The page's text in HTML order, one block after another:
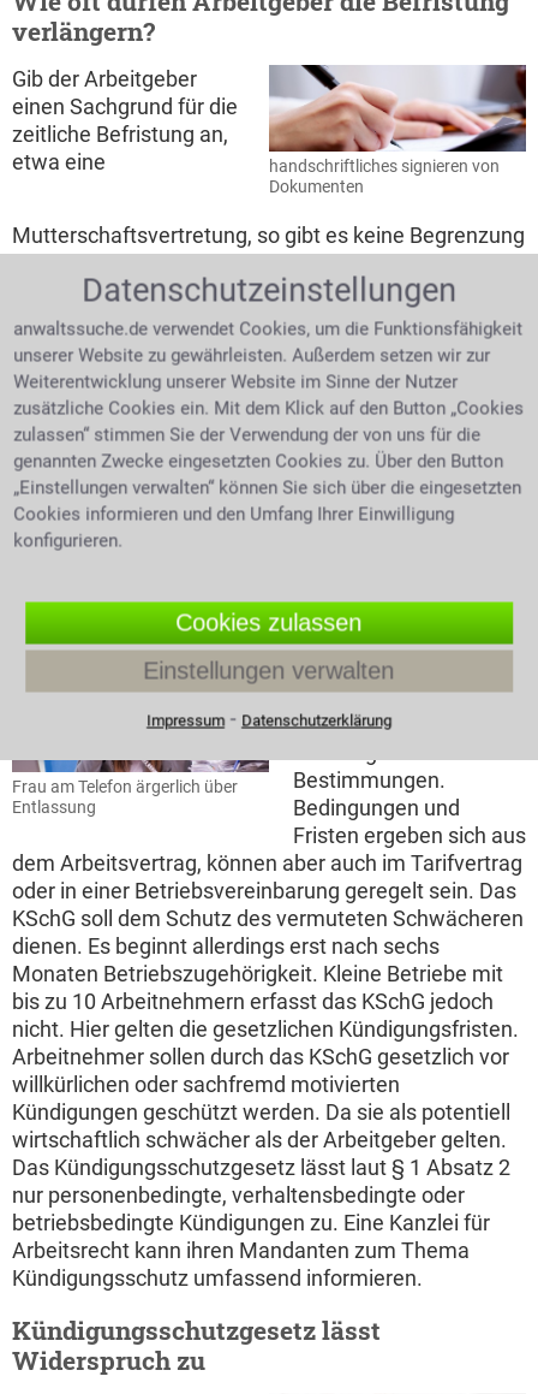
verlängern?
handschriftliches signieren von
Dokumenten
Gib der Arbeitgeber
einen Sachgrund für die
zeitliche Befristung an,
etwa eine
Mutterschaftsvertretung, so gibt es keine Begrenzung
Befristungsdauer von in der Regel zwei Jahren, wenn
eine zeitliche Befristung ohne Sachgrund
eingegangen wird. Zweckbefristete Arbeitsverträge,
so das Gesetz, enden mit dem erfüllten Zweck. Das
Ende einer Befristung ist oft unabsichtlich. Dies
geschieht, Änderung der Bedingungen eines
sachgrundlos befristeten Vertrags - etwa die
vereinbarte Stundenzahl. Es entsteht dadurch ein
neuer Arbeitsvertrag. Die Verlängerung eines
befristeten Arbeitsvertrages kann nur vor Ablauf der
Näheres über den Kündigungsschutz und
die Kündigung eines Arbeitsverhältnisses
Frau am Telefon ärgerlich über
Entlassung
DieKündigungdes
Arbeitsverhältnisses
Bestimmungen.
Bedingungen und
Fristen ergeben sich aus
dem Arbeitsvertrag, können aber auch im Tarifvertrag
oder in einer Betriebsvereinbarung geregelt sein. Das
KSchG soll dem Schutz des vermuteten Schwächeren
dienen. Es beginnt allerdings erst nach sechs
Monaten Betriebszugehörigkeit. Kleine Betriebe mit
bis zu 10 Arbeitnehmern erfasst das KSchG jedoch
nicht. Hier gelten die gesetzlichen Kündigungsfristen.
Arbeitnehmer sollen durch das KSchG gesetzlich vor
willkürlichen oder sachfremd motivierten
Kündigungen geschützt werden. Da sie als potentiell
wirtschaftlich schwächer als der Arbeitgeber gelten.
Das Kündigungsschutzgesetz lässt laut § 1 Absatz 2
nur personenbedingte, verhaltensbedingte oder
betriebsbedingte Kündigungen zu. Eine Kanzlei für
Arbeitsrecht kann ihren Mandanten zum Thema
Kündigungsschutz umfassend informieren.
Kündigungsschutzgesetz lässt
Widerspruch zu
Datenschutzeinstellungen
anwaltssuche.de verwendet Cookies, um die Funktionsfähigkeit
unserer Website zu gewährleisten. Außerdem setzen wir zur
Weiterentwicklung unserer Website im Sinne der Nutzer
zusätzliche Cookies ein. Mit dem Klick auf den Button „Cookies
zulassen“ stimmen Sie der Verwendung der von uns für die
genannten Zwecke eingesetzten Cookies zu. Über den Button
„Einstellungen verwalten“ können Sie sich über die eingesetzten
Cookies informieren und den Umfang Ihrer Einwilligung
konfigurieren.
Cookies zulassen
Einstellungen verwalten
Impressum⁃ Datenschutzerklärung